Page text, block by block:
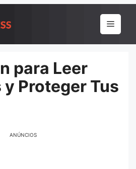
Menu
para Leer
Proteger Tus
ANÚNCIOS